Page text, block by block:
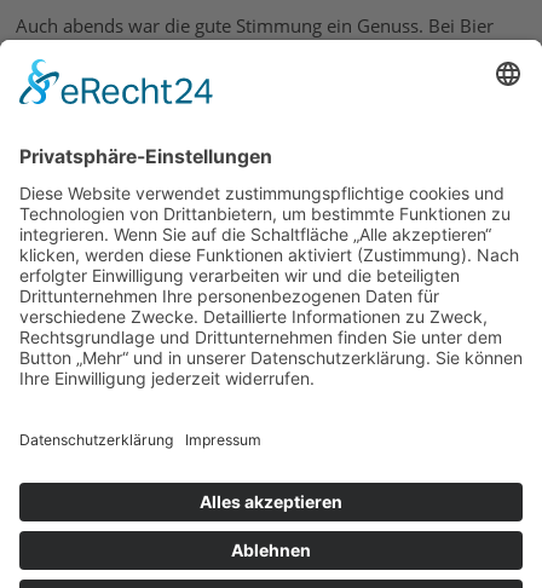
Auch abends war die gute Stimmung ein Genuss. Bei Bier
Nachbardorf wurde viel gespielt, gelacht und geratscht.
Themen wie die Jugendarbeit vor Ort, Erlebnisse aus dem
Bundeskonferenz kamen zur Sprache. Ein deutschlandweiter
Austausch an Erfahrungen und Eindrücken.
Nächstes Jahr soll das Seminar in die zweite Runde gehen.
Dann mit noch mehr Teilnehmern und hoffentlich auch mit
genauso tollen Referenten. Ich freu mich schon drauf und
kann nur sagen: Sei dabei!
Tobias
17.09.2019
© 2026 | Kolpingjugend Diözesanverband Augsburg
Website vonsinntunmitflix.CMS